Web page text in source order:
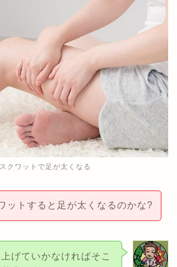
スクワットで足が太くなる
ットすると足が太くなるのかな?
げていかなければそこ